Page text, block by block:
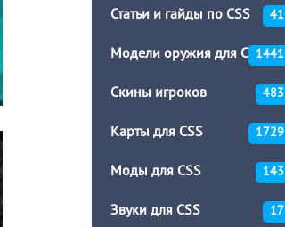
Статьи и гайды по CSS 41
Модели оружия для CSS1441
Скины игроков 483
Карты для CSS 1729
Моды для CSS 143
Звуки для CSS 17